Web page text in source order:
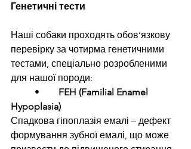
Генетичні тести
Наші собаки проходять обов’язкову
перевірку за чотирма генетичними
тестами, спеціально розробленими
для нашої породи:
FEH (Familial Enamel
Hypoplasia)
Спадкова гіпоплазія емалі – дефект
формування зубної емалі, що може